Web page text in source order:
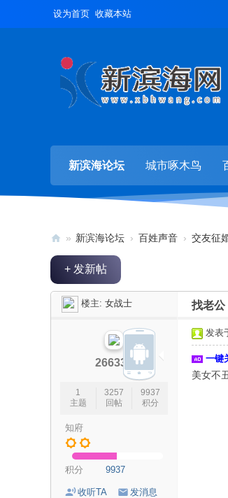
设为首页 收藏本站
新滨海论坛 城市啄木鸟
新
滨
» 新滨海论坛 › 百姓声音 › 交友征
+ 发新帖
楼主: 女战士 找老公
266335
1
主题
3257
回帖
9937
积分
知府
积分 9937
收听TA 发消息
发表
一键
美女不